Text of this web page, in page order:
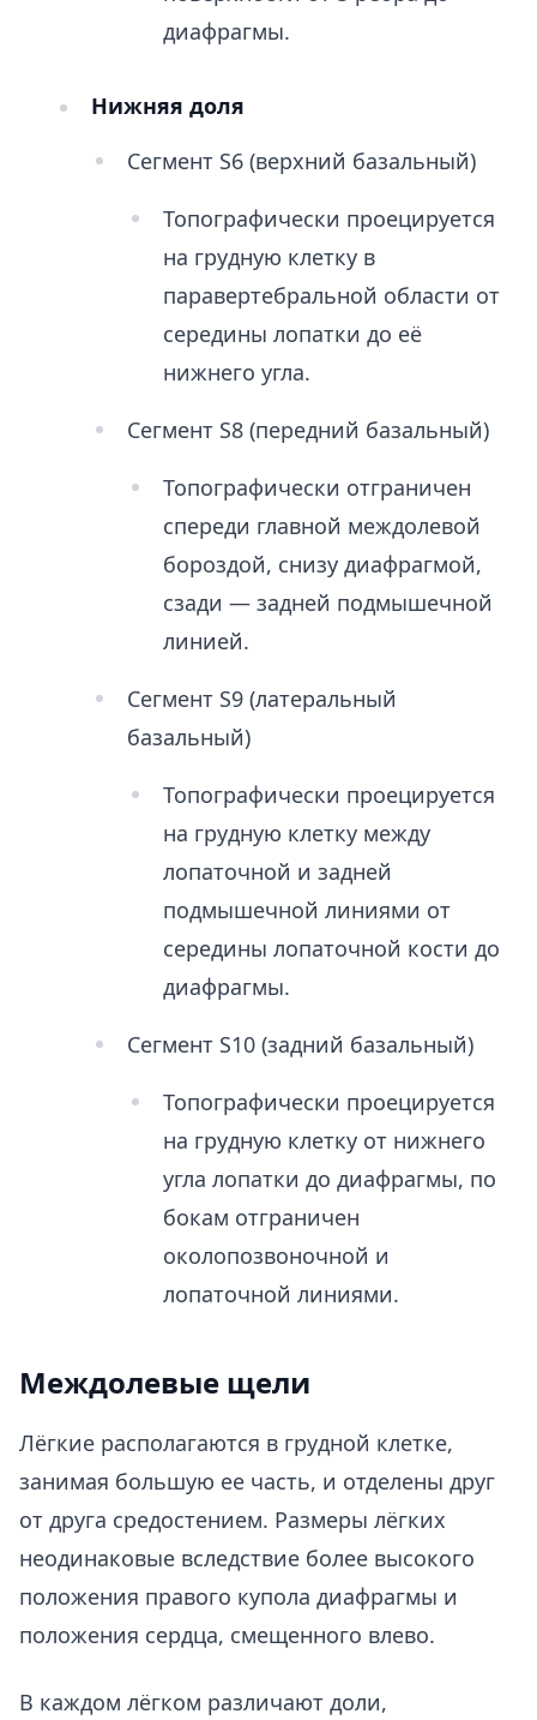
диафрагмы.
Нижняя доля
Сегмент S6 (верхний базальный)
Топографически проецируется
на грудную клетку в
паравертебральной области от
середины лопатки до её
нижнего угла.
Сегмент S8 (передний базальный)
Топографически отграничен
спереди главной междолевой
бороздой, снизу диафрагмой,
сзади — задней подмышечной
линией.
Сегмент S9 (латеральный
базальный)
Топографически проецируется
на грудную клетку между
лопаточной и задней
подмышечной линиями от
середины лопаточной кости до
диафрагмы.
Сегмент S10 (задний базальный)
Топографически проецируется
на грудную клетку от нижнего
угла лопатки до диафрагмы, по
бокам отграничен
околопозвоночной и
лопаточной линиями.
Междолевые щели
Лёгкие располагаются в грудной клетке,
занимая большую ее часть, и отделены друг
от друга средостением. Размеры лёгких
неодинаковые вследствие более высокого
положения правого купола диафрагмы и
положения сердца, смещенного влево.
В каждом лёгком различают доли,